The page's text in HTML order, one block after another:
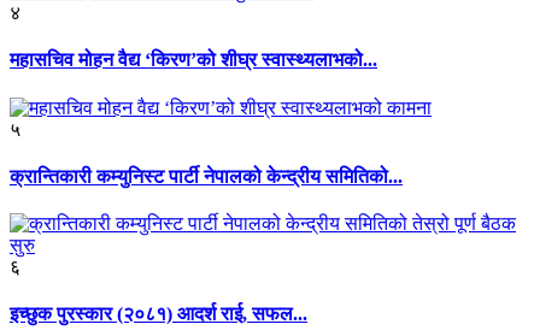
४
महासचिव मोहन वैद्य ‘किरण’को शीघ्र स्वास्थ्यलाभको...
५
क्रान्तिकारी कम्युनिस्ट पार्टी नेपालको केन्द्रीय समितिको...
६
इच्छुक पुरस्कार (२०८१) आदर्श राई, सफल...